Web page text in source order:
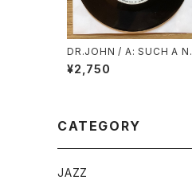
DR.JOHN / A: SUCH A NI
GHT / B: COLD COLD CO
LD
¥2,750
CATEGORY
JAZZ